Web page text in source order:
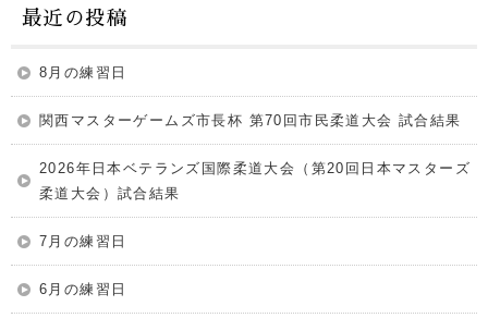
最近の投稿
8月の練習日
関西マスターゲームズ市長杯 第70回市民柔道大会 試合結果
2026年日本ベテランズ国際柔道大会（第20回日本マスターズ
柔道大会）試合結果
7月の練習日
6月の練習日